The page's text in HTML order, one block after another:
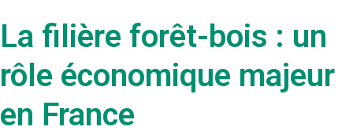
La filière forêt-bois : un
rôle économique majeur
en France